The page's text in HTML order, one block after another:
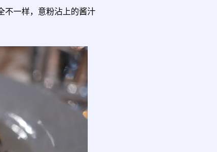
不一样，意粉沾上的酱汁